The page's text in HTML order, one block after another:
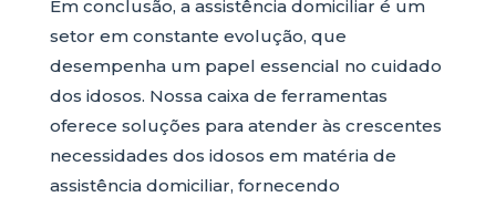
Em conclusão, a assistência domiciliar é um
setor em constante evolução, que
desempenha um papel essencial no cuidado
dos idosos. Nossa caixa de ferramentas
oferece soluções para atender às crescentes
necessidades dos idosos em matéria de
assistência domiciliar, fornecendo